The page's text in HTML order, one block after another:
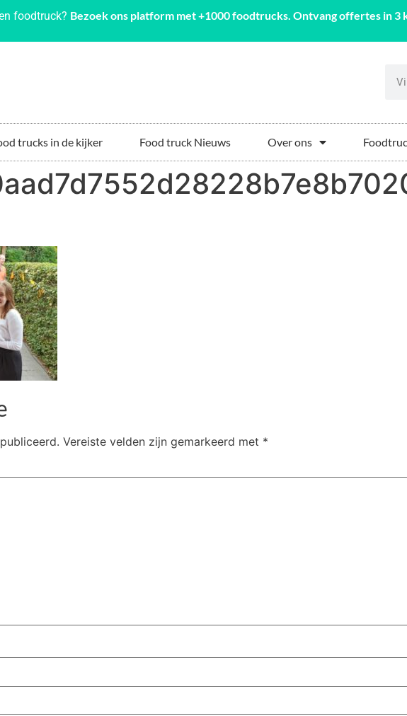
foodtruck? Bezoek ons platform met +1000 foodtrucks. Ontvang offertes in 3
trucks in de kijker Food truck Nieuws Over ons
Vereiste velden zijn gemarkeerd met *